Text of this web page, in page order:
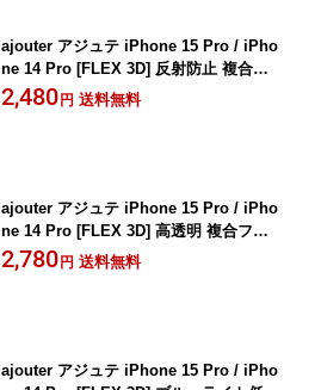
ajouter アジュテ iPhone 15 Pro / iPho
ne 14 Pro [FLEX 3D] 反射防止 複合フ
レームガラス AJ-IP23M3-G3-EAGBK
2,480 円 送料無料
ajouter アジュテ iPhone 15 Pro / iPho
ne 14 Pro [FLEX 3D] 高透明 複合フレ
ームガラス AJ-IP23M3-G3-SL2ARCK
2,780 円 送料無料
ajouter アジュテ iPhone 15 Pro / iPho